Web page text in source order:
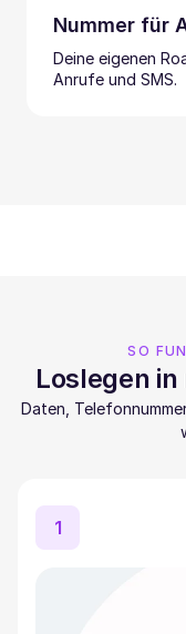
Nummer für
Deine eigenen
Anrufe und SMS.
SO
Loslegen
Daten,
1